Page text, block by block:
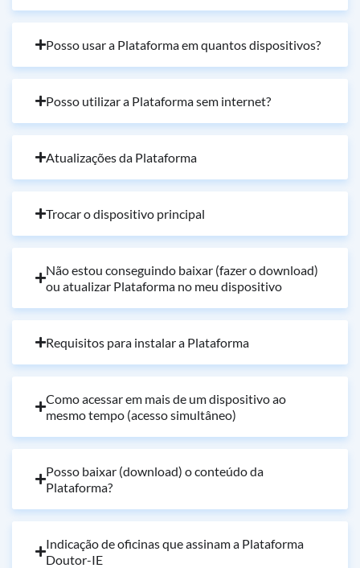
Posso usar a Plataforma em quantos dispositivos?
Posso utilizar a Plataforma sem internet?
Atualizações da Plataforma
Trocar o dispositivo principal
Não estou conseguindo baixar (fazer o download)
ou atualizar Plataforma no meu dispositivo
Requisitos para instalar a Plataforma
Como acessar em mais de um dispositivo ao
mesmo tempo (acesso simultâneo)
Posso baixar (download) o conteúdo da
Plataforma?
Indicação de oficinas que assinam a Plataforma
Doutor-IE